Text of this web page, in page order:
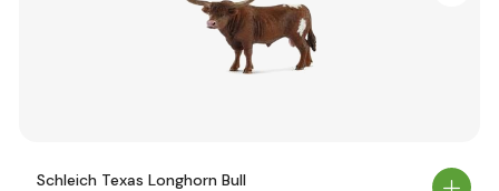
Schleich Texas Longhorn Bull